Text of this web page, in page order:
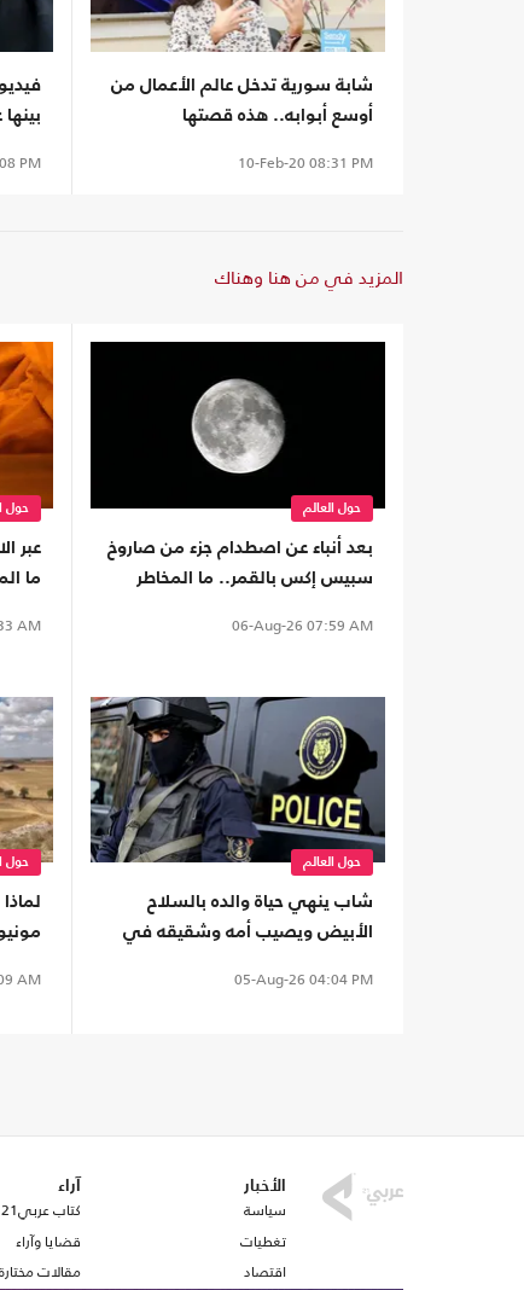
شابة سورية تدخل عالم الأعمال من
أوسع أبوابه.. هذه قصتها
10-Feb-20 08:31 PM
PM
المزيد في من هنا وهناك
حول العالم
بعد أنباء عن اصطدام جزء من صاروخ
سبيس إكس بالقمر.. ما المخاطر
06-Aug-26 07:59 AM
حول
عبر
ما
AM
حول العالم
شاب ينهي حياة والده بالسلاح
الأبيض ويصيب أمه وشقيقه في
05-Aug-26 04:04 PM
حول
AM
الأخبار
سياسة
تغطيات
اقتصاد
آراء
كتاب عربي21
قضايا وآراء
مقالات مختارة